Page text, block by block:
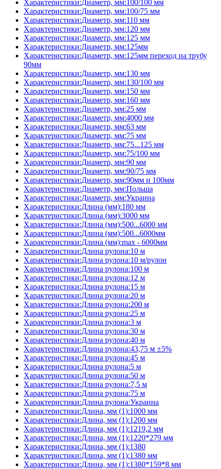
Характеристики:Диаметр, мм:100/100 мм
Характеристики:Диаметр, мм:100/75 мм
Характеристики:Диаметр, мм:110 мм
Характеристики:Диаметр, мм:120 мм
Характеристики:Диаметр, мм:125 мм
Характеристики:Диаметр, мм:125мм
Характеристики:Диаметр, мм:125мм переход на трубу
90мм
Характеристики:Диаметр, мм:130 мм
Характеристики:Диаметр, мм:130/100 мм
Характеристики:Диаметр, мм:150 мм
Характеристики:Диаметр, мм:160 мм
Характеристики:Диаметр, мм:25 мм
Характеристики:Диаметр, мм:4000 мм
Характеристики:Диаметр, мм:63 мм
Характеристики:Диаметр, мм:75 мм
Характеристики:Диаметр, мм:75...125 мм
Характеристики:Диаметр, мм:75/100 мм
Характеристики:Диаметр, мм:90 мм
Характеристики:Диаметр, мм:90/75 мм
Характеристики:Диаметр, мм:90мм и 100мм
Характеристики:Диаметр, мм:Польша
Характеристики:Диаметр, мм:Украина
Характеристики:Длина (мм):180 мм
Характеристики:Длина (мм):3000 мм
Характеристики:Длина (мм):500...6000 мм
Характеристики:Длина (мм):500...6000мм
Характеристики:Длина (мм):max - 6000мм
Характеристики:Длина рулона:10 м
Характеристики:Длина рулона:10 м/рулон
Характеристики:Длина рулона:100 м
Характеристики:Длина рулона:12 м
Характеристики:Длина рулона:15 м
Характеристики:Длина рулона:20 м
Характеристики:Длина рулона:200 м
Характеристики:Длина рулона:25 м
Характеристики:Длина рулона:3 м
Характеристики:Длина рулона:30 м
Характеристики:Длина рулона:40 м
Характеристики:Длина рулона:43,75 м ±5%
Характеристики:Длина рулона:45 м
Характеристики:Длина рулона:5 м
Характеристики:Длина рулона:50 м
Характеристики:Длина рулона:7,5 м
Характеристики:Длина рулона:75 м
Характеристики:Длина рулона:Украина
Характеристики:Длина, мм (1):1000 мм
Характеристики:Длина, мм (1):1200 мм
Характеристики:Длина, мм (1):1219,2 мм
Характеристики:Длина, мм (1):1220*279 мм
Характеристики:Длина, мм (1):1380
Характеристики:Длина, мм (1):1380 мм
Характеристики:Длина, мм (1):1380*159*8 мм